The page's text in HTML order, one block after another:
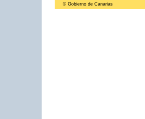
© Gobierno de Canarias